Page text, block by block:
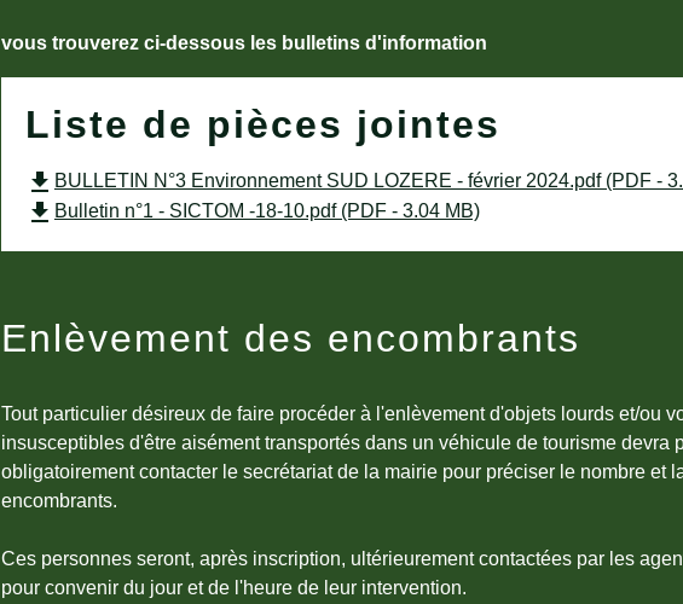
vous trouverez ci-dessous les bulletins d'information
Liste de pièces jointes
file_download BULLETIN N°3 Environnement SUD LOZERE - février 2024.pdf (PDF -
file_download Bulletin n°1 - SICTOM -18-10.pdf (PDF - 3.04 MB)
Enlèvement des encombrants
Tout particulier désireux de faire procéder à l'enlèvement d'objets lourds et/ou
insusceptibles d'être aisément transportés dans un véhicule de tourisme devra
obligatoirement contacter le secrétariat de la mairie pour préciser le nombre et
encombrants.
Ces personnes seront, après inscription, ultérieurement contactées par les
pour convenir du jour et de l'heure de leur intervention.